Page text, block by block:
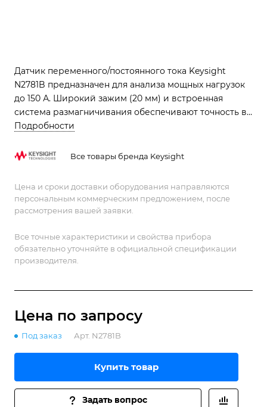
Датчик переменного/постоянного тока Keysight
N2781B предназначен для анализа мощных нагрузок
до 150 А. Широкий зажим (20 мм) и встроенная
система размагничивания обеспечивают точность в
силовой электронике. Оптимален для тестирования
Подробности
Все товары бренда Keysight
Цена и сроки доставки оборудования направляются
персональным коммерческим предложением, после
рассмотрения вашей заявки.
Все точные характеристики и свойства прибора
обязательно уточняйте в официальной спецификации
производителя.
Цена по запросу
Под заказ Арт. N2781B
Купить товар
Задать вопрос